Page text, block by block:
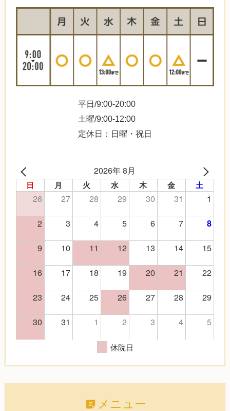
平日/9:00-20:00
土曜/9:00-12:00
定休日：日曜・祝日
2026年 8月
日 月 火 水 木 金 土
26 27 28 29 30 31
1
2
3 4 5 6 7 8
9 10 11 12 13 14
15
16
17 18 19 20 21
22
23
24 25 26 27 28
29
30
31 1 2 3 4 5
休院日
メニュー